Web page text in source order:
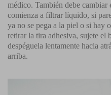
médico. También debe cambiar
comienza a filtrar líquido, si
ya no se pega a la piel o si hay
retirar la tira adhesiva, sujete el
despéguela lentamente hacia
arriba.